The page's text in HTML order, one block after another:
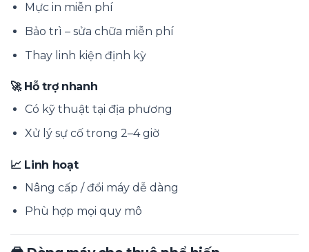
Mực in miễn phí
Bảo trì – sửa chữa miễn phí
Thay linh kiện định kỳ
🚀 Hỗ trợ nhanh
Có kỹ thuật tại địa phương
Xử lý sự cố trong 2–4 giờ
📈 Linh hoạt
Nâng cấp / đổi máy dễ dàng
Phù hợp mọi quy mô